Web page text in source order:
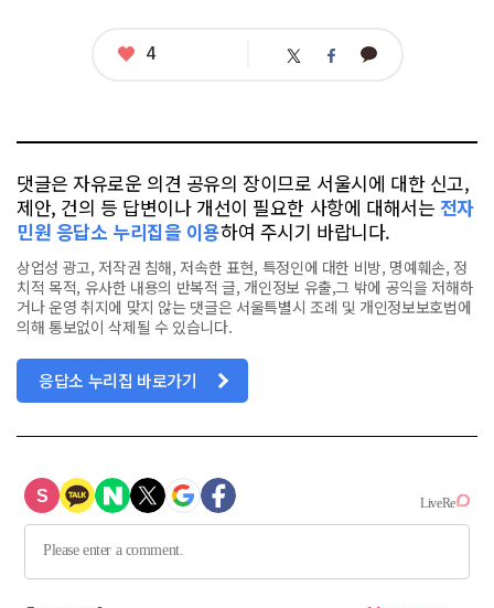
좋
4 트 페 카
댓글은 자유로운 의견 공유의 장이므로 서울시에 대한 신고,
제안, 건의 등 답변이나 개선이 필요한 사항에 대해서는 전자
민원 응답소 누리집을 이용하여 주시기 바랍니다.
상업성 광고, 저작권 침해, 저속한 표현, 특정인에 대한 비방, 명예훼손, 정
치적 목적, 유사한 내용의 반복적 글, 개인정보 유출,그 밖에 공익을 저해하
거나 운영 취지에 맞지 않는 댓글은 서울특별시 조례 및 개인정보보호법에
의해 통보없이 삭제될 수 있습니다.
응답소 누리집 바로가기